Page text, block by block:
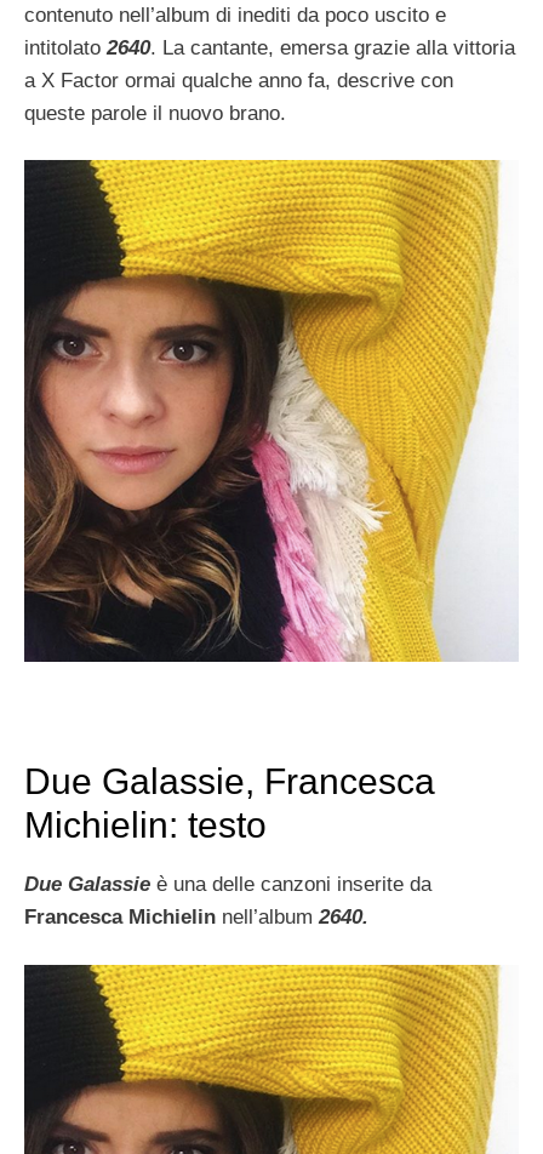
contenuto nell’album di inediti da poco uscito e
intitolato 2640. La cantante, emersa grazie alla vittoria
a X Factor ormai qualche anno fa, descrive con
queste parole il nuovo brano.
Due Galassie, Francesca
Michielin: testo
Due Galassie è una delle canzoni inserite da
Francesca Michielin nell’album2640.